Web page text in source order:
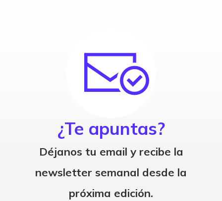
¿Te apuntas?
Déjanos tu email y recibe la
newsletter semanal desde la
próxima edición.